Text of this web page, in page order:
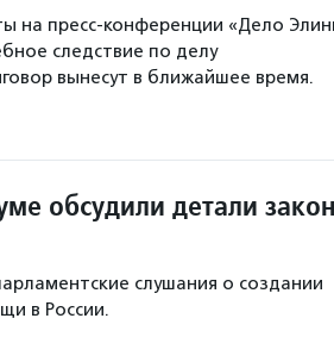
на пресс-конференции «Дело
следствие по делу
вынесут в ближайшее время.
обсудили детали
слушания о создании
в России.